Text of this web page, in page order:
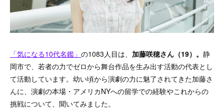
「気になる10代名鑑」 の1083人目は、 加藤咲穂さん（19）。 静
岡市で、若者の力でゼロから舞台作品を生み出す活動の代表とし
て活動しています。幼い頃から演劇の力に魅了されてきた加藤さ
んに、演劇の本場・アメリカNYへの留学での経験やこれからの
挑戦について、聞いてみました。